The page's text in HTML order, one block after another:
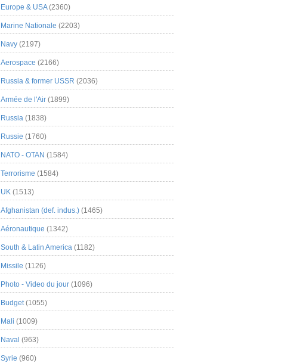
Europe & USA(2360)
Marine Nationale (2203)
Navy (2197)
Aerospace (2166)
Russia & former USSR (2036)
Armée de l'Air (1899)
Russia (1838)
Russie (1760)
NATO - OTAN (1584)
Terrorisme (1584)
UK (1513)
Afghanistan (def. indus.) (1465)
Aéronautique (1342)
South & Latin America (1182)
Missile (1126)
Photo - Video du jour (1096)
Budget(1055)
Mali (1009)
Naval (963)
Syrie (960)